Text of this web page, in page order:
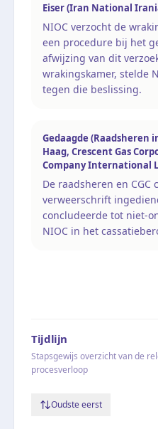
Eiser (Iran National
NIOC verzocht de
een procedure bij het
afwijzing van dit
wrakingskamer, stelde
tegen die beslissing.
Gedaagde (Raadsheren
Haag, Crescent Gas
Company International
De raadsheren en CGC
verweerschrift
concludeerde tot niet-
NIOC in het
Tijdlijn
Stapsgewijs overzicht van de
procesverloop
Oudste eerst